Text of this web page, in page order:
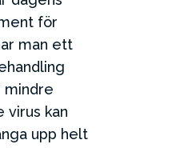
för
man ett
mindre
virus kan
upp helt